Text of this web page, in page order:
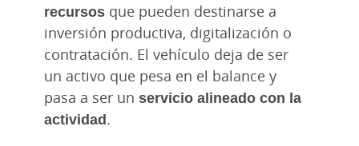
recursos que pueden destinarse a
inversión productiva, digitalización o
contratación. El vehículo deja de ser
un activo que pesa en el balance y
pasa a ser un servicio alineado con la
actividad.